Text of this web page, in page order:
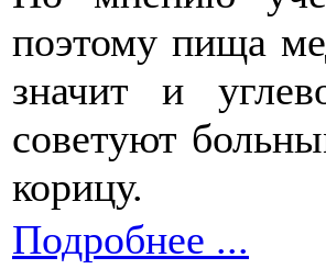
поэтому пища
значит и
советуют
корицу.
Подробнее ...